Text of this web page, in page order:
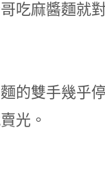
吃麻醬麵就
的雙手幾乎
光。